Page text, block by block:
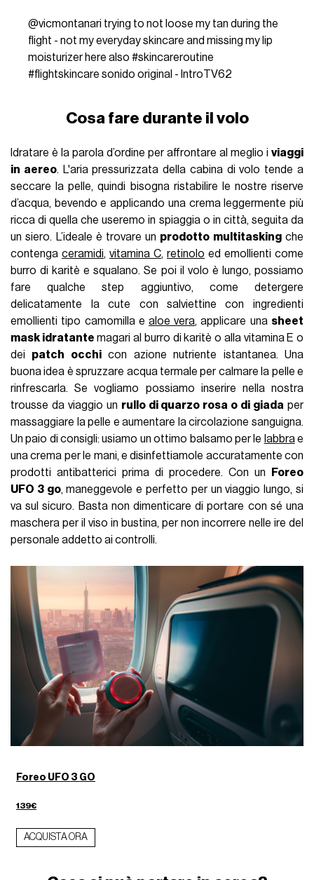
@vicmontanari trying to not loose my tan during the
flight - not my everyday skincare and missing my lip
moisturizer here also #skincareroutine
#flightskincare sonido original - IntroTV62
Cosa fare durante il volo
Idratare è la parola d’ordine per affrontare al meglio i viaggi
in aereo. L'aria pressurizzata della cabina di volo tende a
seccare la pelle, quindi bisogna ristabilire le nostre riserve
d’acqua, bevendo e applicando una crema leggermente più
ricca di quella che useremo in spiaggia o in città, seguita da
un siero. L’ideale è trovare un prodotto multitaskingche
contengaceramidi,vitamina C,retinolo ed emollienti come
burro di karitè e squalano. Se poi il volo è lungo, possiamo
fare qualche step aggiuntivo, come detergere
delicatamente la cute con salviettine con ingredienti
emollienti tipo camomilla e aloe vera, applicare una sheet
mask idratante magari al burro di karitè o alla vitamina E o
dei patch occhicon azione nutriente istantanea. Una
buona idea è spruzzare acqua termale per calmare la pelle e
rinfrescarla. Se vogliamo possiamo inserire nella nostra
trousse da viaggio un rullo di quarzo rosa o di giada per
massaggiare la pelle e aumentare la circolazione sanguigna.
Un paio di consigli: usiamo un ottimo balsamo per le labbrae
una crema per le mani, e disinfettiamole accuratamente con
prodotti antibatterici prima di procedere. Con un
Foreo
UFO 3 go, maneggevole e perfetto per un viaggio lungo, si
va sul sicuro. Basta non dimenticare di portare con sé una
maschera per il viso in bustina, per non incorrere nelle ire del
personale addetto ai controlli.
Foreo UFO 3 GO
139€
ACQUISTA ORA